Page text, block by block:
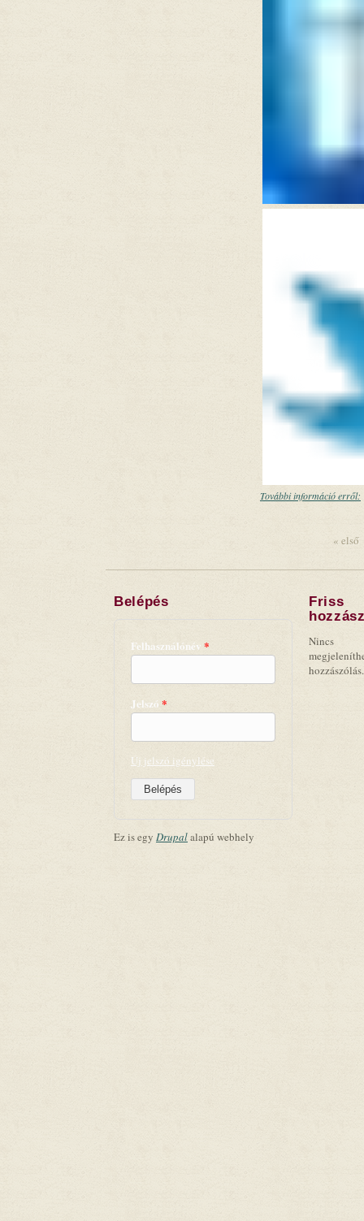
További információ erről:
Oldalak
« első
Belépés
Felhasználónév *
Jelszó *
Új jelszó igénylése
Friss
Nincs
hozzászólás.
Ez is egy Drupalalapú webhely